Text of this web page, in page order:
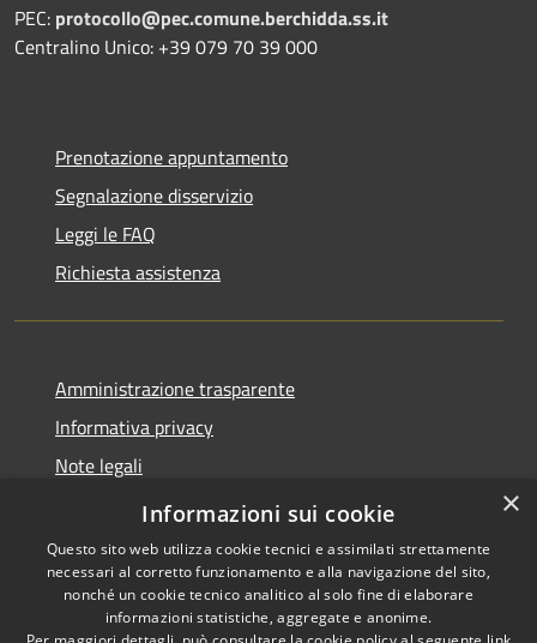
PEC: protocollo@pec.comune.berchidda.ss.it
Centralino Unico: +39 079 70 39 000
Prenotazione appuntamento
Segnalazione disservizio
Leggi le FAQ
Richiesta assistenza
Amministrazione trasparente
Informativa privacy
Note legali
Dichiarazione di accessibilità
Copyright © 2026 • Comune di
×
Informazioni sui cookie
Questo sito web utilizza cookie tecnici e assimilati strettamente
necessari al corretto funzionamento e alla navigazione del sito,
nonché un cookie tecnico analitico al solo fine di elaborare
informazioni statistiche, aggregate e anonime.